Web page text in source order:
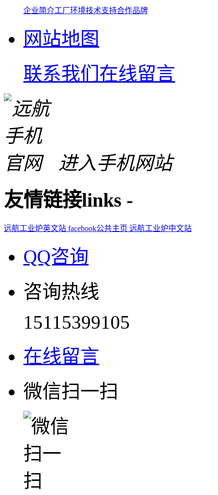
企业简介工厂环境技术支持合作品牌
网站地图
联系我们 在线留言
进入手机网站
友情链接links -
远航工业炉英文站 facebook公共主页 远航工业炉中文站
QQ咨询
咨询热线
15115399105
在线留言
微信扫一扫